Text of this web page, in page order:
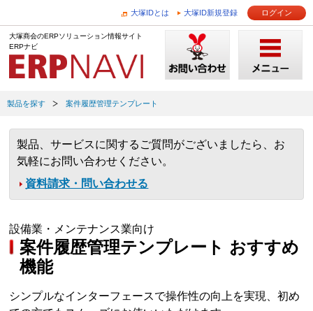
大塚IDとは 大塚ID新規登録 ログイン
大塚商会のERPソリューション情報サイト
ERPナビ
製品を探す 案件履歴管理テンプレート
製品、サービスに関するご質問がございましたら、お
気軽にお問い合わせください。
資料請求・問い合わせる
設備業・メンテナンス業向け
案件履歴管理テンプレート おすすめ
機能
シンプルなインターフェースで操作性の向上を実現、初め